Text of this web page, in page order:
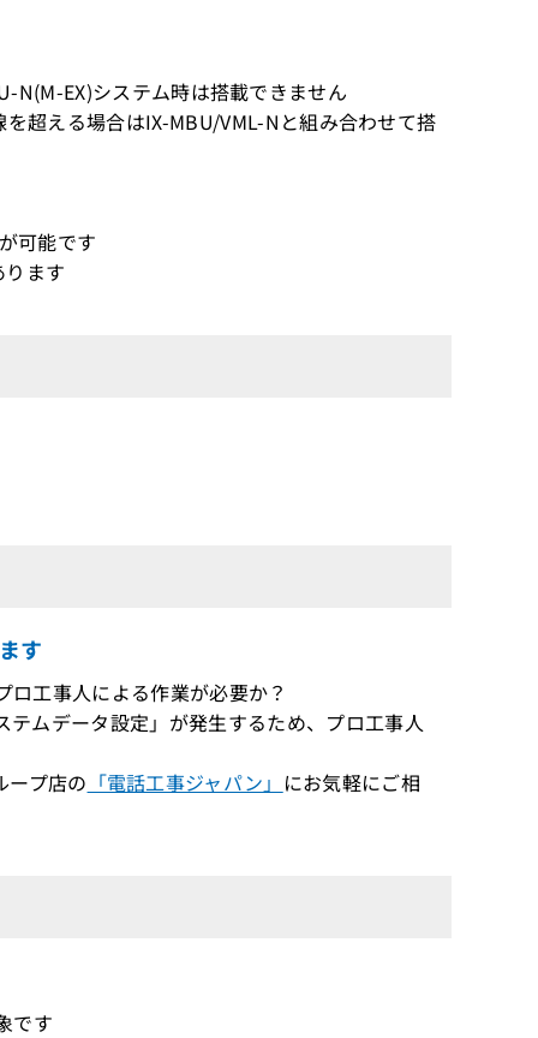
EX)システム時は搭載できません
超える場合はIX-MBU/VML-Nと組み合わせて搭
可能です
ます
す
工事人による作業が必要か？
データ設定」が発生するため、プロ工事人
ープ店の 「電話工事ジャパン」 にお気軽にご相
です